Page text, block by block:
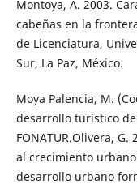
Montoya, A. 2003.
cabeñas en la
de Licenciatura,
Sur, La Paz, México.
Moya Palencia, M.
desarrollo turístico de
FONATUR.Olivera,
al crecimiento
desarrollo urbano